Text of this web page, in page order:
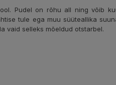
Pudel on rõhu all ning võib
tule ega muu süüteallika
vaid selleks mõeldud otstarbel.